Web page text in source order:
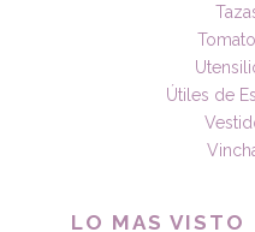
Útiles de
LO MAS VISTO